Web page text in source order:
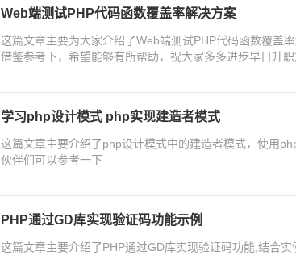
Web端测试PHP代码函数覆盖率解决方案
这篇文章主要为大家介绍了Web端测试PHP代码函数覆盖
借鉴参考下，希望能够有所帮助，祝大家多多进步早日升
学习php设计模式 php实现建造者模式
这篇文章主要介绍了php设计模式中的建造者模式，使用
伙伴们可以参考一下
PHP通过GD库实现验证码功能示例
这篇文章主要介绍了PHP通过GD库实现验证码功能,结合